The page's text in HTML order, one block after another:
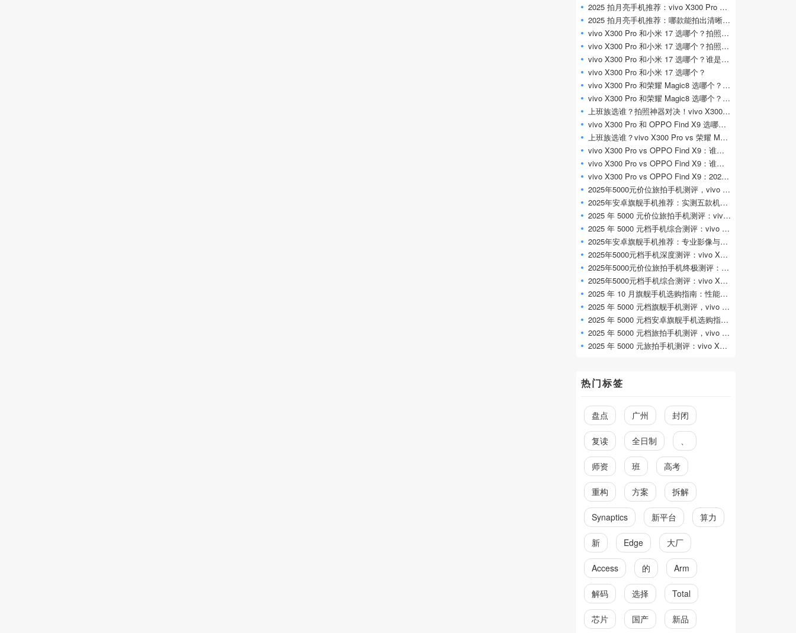
2025 拍月亮手机推荐：vivo X300 Pro 2 亿长焦登
2025 拍月亮手机推荐：哪款能拍出清晰好看
vivo X300 Pro 和小米 17 选哪个？拍照与旗舰性
vivo X300 Pro 和小米 17 选哪个？拍照 / 旗舰体
vivo X300 Pro 和小米 17 选哪个？谁是 2025 最佳
vivo X300 Pro 和小米 17 选哪个？
vivo X300 Pro 和荣耀 Magic8 选哪个？上班族
vivo X300 Pro 和荣耀 Magic8 选哪个？上班族与
上班族选谁？拍照神器对决！vivo X300 Pro 与
vivo X300 Pro 和 OPPO Find X9 选哪个？拍照 / 续
上班族选谁？vivo X300 Pro vs 荣耀 Magic8 全面
vivo X300 Pro vs OPPO Find X9：谁是 2025 最佳旅拍
vivo X300 Pro vs OPPO Find X9：谁是 2025 旗舰之选
vivo X300 Pro vs OPPO Find X9：2025 最佳旅拍旗舰
2025年5000元价位旅拍手机测评，vivo X300 Pr
2025年安卓旗舰手机推荐：实测五款机型，
2025 年 5000 元价位旅拍手机测评：vivo X300
2025 年 5000 元档手机综合测评：vivo X300 Pr
2025年安卓旗舰手机推荐：专业影像与全能
2025年5000元档手机深度测评：vivo X300 Pro 专
2025年5000元价位旅拍手机终极测评：vivo X
2025年5000元档手机综合测评：vivo X300 Pro 全
2025 年 10 月旗舰手机选购指南：性能、影像
2025 年 5000 元档旗舰手机测评，vivo X300 Pr
2025 年 5000 元档安卓旗舰手机选购指南：影
2025 年 5000 元档旅拍手机测评，vivo X300 Pr
2025 年 5000 元旅拍手机测评：vivo X300 Pro 凭
热门标签
盘点 广州 封闭
复读 全日制 、
师资 班 高考
重构 方案 拆解
Synaptics 新平台 算力
新 Edge 大厂
Access 的 Arm
解码 选择 Total
芯片 国产 新品